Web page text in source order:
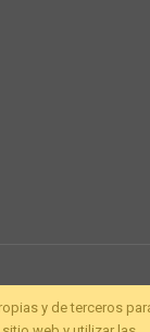
y de terceros